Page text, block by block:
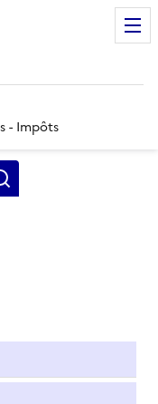
- Impôts
clés, partie du